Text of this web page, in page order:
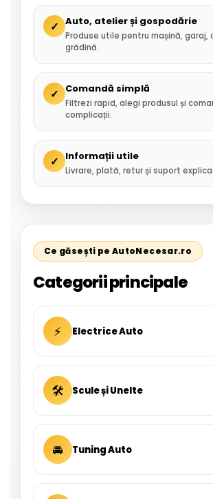
✓ Auto, atelier și gospodărie
Produse utile pentru mașină, garaj,
grădină.
✓ Comandă simplă
Filtrezi rapid, alegi produsul și
complicații.
✓ Informații utile
Livrare, plată, retur și suport
Ce găsești pe AutoNecesar.ro
Categorii principale
⚡ Electrice Auto
🛠 Scule și Unelte
🚘 Tuning Auto